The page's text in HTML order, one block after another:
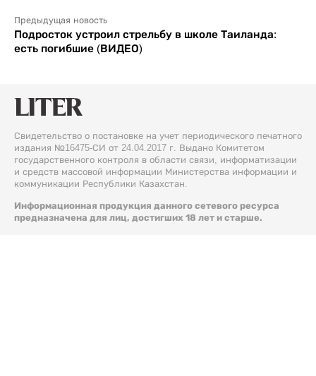
Предыдущая новость
Подросток устроил стрельбу в школе Таиланда:
есть погибшие (ВИДЕО)
Свидетельство о постановке на учет периодического печатного
издания №16475-СИ от 24.04.2017 г. Выдано Комитетом
государственного контроля в области связи, информатизации
и средств массовой информации Министерства информации и
коммуникации Республики Казахстан.
Информационная продукция данного сетевого ресурса
предназначена для лиц, достигших 18 лет и старше.